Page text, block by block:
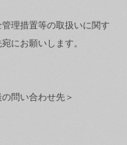
理措置等の取扱いに関す
にお願いします。
問い合わせ先＞